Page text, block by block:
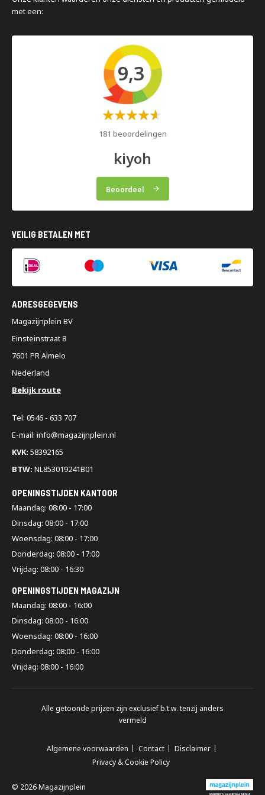
met een:
9,3
Waardering:
181 beoordelingen
kiyoh
Beoordeel
VEILIG BETALEN MET
ADRESGEGEVENS
Magazijnplein BV
Einsteinstraat 8
7601 PR Almelo
Nederland
Bekijk route
Tel: 0546 - 633 707
E-mail: info@magazijnplein.nl
KVK: 58392165
BTW: NL853019241B01
OPENINGSTIJDEN KANTOOR
Maandag: 08:00 - 17:00
Dinsdag: 08:00 - 17:00
Woensdag: 08:00 - 17:00
Donderdag: 08:00 - 17:00
Vrijdag: 08:00 - 16:30
OPENINGSTIJDEN MAGAZIJN
Maandag: 08:00 - 16:00
Dinsdag: 08:00 - 16:00
Woensdag: 08:00 - 16:00
Donderdag: 08:00 - 16:00
Vrijdag: 08:00 - 16:00
Alle getoonde prijzen zijn exclusief b.t.w. tenzij anders
vermeld
Algemene voorwaarden Contact
Disclaimer
Privacy & Cookie Policy
© 2026 Magazijnplein